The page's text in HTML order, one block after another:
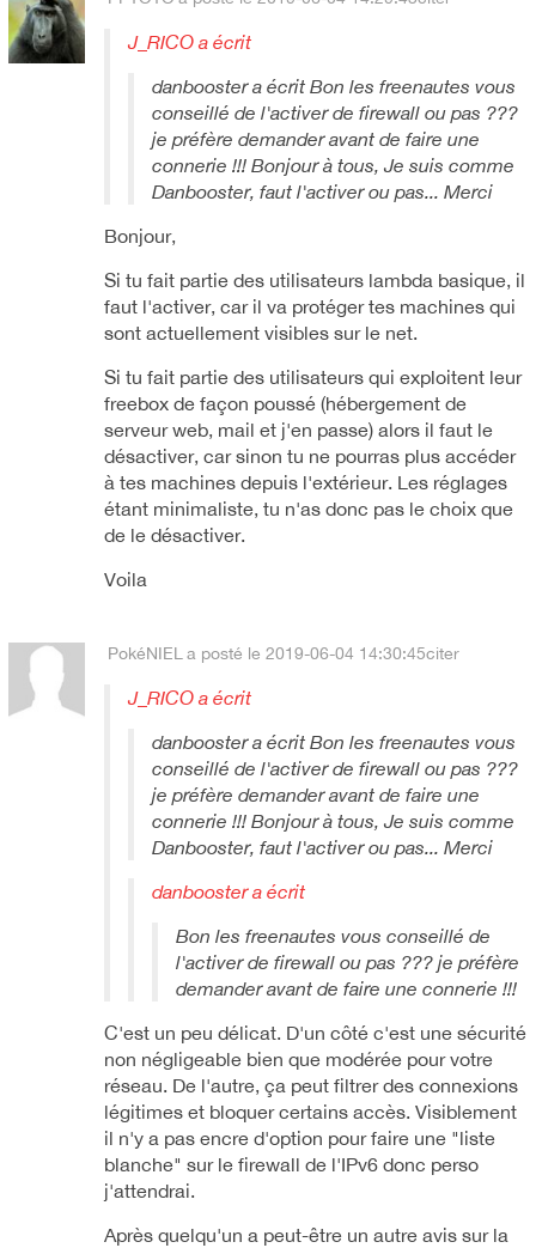
J_RICO a écrit
danbooster a écrit Bon les freenautes vous
conseillé de l'activer de firewall ou pas ???
je préfère demander avant de faire une
connerie !!! Bonjour à tous, Je suis comme
Danbooster, faut l'activer ou pas... Merci
Bonjour,
Si tu fait partie des utilisateurs lambda basique, il
faut l'activer, car il va protéger tes machines qui
sont actuellement visibles sur le net.
Si tu fait partie des utilisateurs qui exploitent leur
freebox de façon poussé (hébergement de
serveur web, mail et j'en passe) alors il faut le
désactiver, car sinon tu ne pourras plus accéder
à tes machines depuis l'extérieur. Les réglages
étant minimaliste, tu n'as donc pas le choix que
de le désactiver.
Voila
PokéNIEL a posté le 2019-06-04 14:30:45citer
J_RICO a écrit
danbooster a écrit Bon les freenautes vous
conseillé de l'activer de firewall ou pas ???
je préfère demander avant de faire une
connerie !!! Bonjour à tous, Je suis comme
Danbooster, faut l'activer ou pas... Merci
danbooster a écrit
Bon les freenautes vous conseillé de
l'activer de firewall ou pas ??? je préfère
demander avant de faire une connerie !!!
C'est un peu délicat. D'un côté c'est une sécurité
non négligeable bien que modérée pour votre
réseau. De l'autre, ça peut filtrer des connexions
légitimes et bloquer certains accès. Visiblement
il n'y a pas encre d'option pour faire une "liste
blanche" sur le firewall de l'IPv6 donc perso
j'attendrai.
Après quelqu'un a peut-être un autre avis sur la